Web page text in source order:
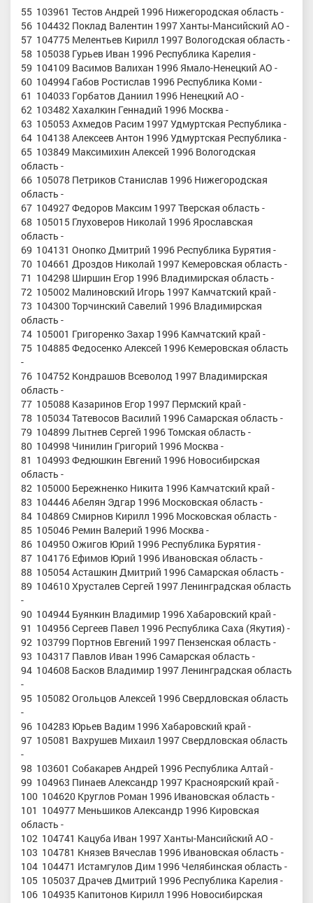
55 103961 Тестов Андрей 1996 Нижегородская область -
56 104432 Поклад Валентин 1997 Ханты-Мансийский АО -
57 104775 Мелентьев Кирилл 1997 Вологодская область -
58 105038 Гурьев Иван 1996 Республика Карелия -
59 104109 Васимов Валихан 1996 Ямало-Ненецкий АО -
60 104994 Габов Ростислав 1996 Республика Коми -
61 104033 Горбатов Даниил 1996 Ненецкий АО -
62 103482 Хахалкин Геннадий 1996 Москва -
63 105053 Ахмедов Расим 1997 Удмуртская Республика -
64 104138 Алексеев Антон 1996 Удмуртская Республика -
65 103849 Максимихин Алексей 1996 Вологодская
область -
66 105078 Петриков Станислав 1996 Нижегородская
область -
67 104927 Федоров Максим 1997 Тверская область -
68 105015 Глуховеров Николай 1996 Ярославская
область -
69 104131 Онопко Дмитрий 1996 Республика Бурятия -
70 104661 Дроздов Николай 1997 Кемеровская область -
71 104298 Ширшин Егор 1996 Владимирская область -
72 105002 Малиновский Игорь 1997 Камчатский край -
73 104300 Торчинский Савелий 1996 Владимирская
область -
74 105001 Григоренко Захар 1996 Камчатский край -
75 104885 Федосенко Алексей 1996 Кемеровская область
-
76 104752 Кондрашов Всеволод 1997 Владимирская
область -
77 105088 Казаринов Егор 1997 Пермский край -
78 105034 Татевосов Василий 1996 Самарская область -
79 104899 Лытнев Сергей 1996 Томская область -
80 104998 Чинилин Григорий 1996 Москва -
81 104993 Федюшкин Евгений 1996 Новосибирская
область -
82 105000 Бережненко Никита 1996 Камчатский край -
83 104446 Абелян Эдгар 1996 Московская область -
84 104869 Смирнов Кирилл 1996 Московская область -
85 105046 Ремин Валерий 1996 Москва -
86 104950 Ожигов Юрий 1996 Республика Бурятия -
87 104176 Ефимов Юрий 1996 Ивановская область -
88 105054 Асташкин Дмитрий 1996 Самарская область -
89 104610 Хрусталев Сергей 1997 Ленинградская область
-
90 104944 Буянкин Владимир 1996 Хабаровский край -
91 104956 Сергеев Павел 1996 Республика Саха (Якутия) -
92 103799 Портнов Евгений 1997 Пензенская область -
93 104317 Павлов Иван 1996 Самарская область -
94 104608 Басков Владимир 1997 Ленинградская область
-
95 105082 Огольцов Алексей 1996 Свердловская область
-
96 104283 Юрьев Вадим 1996 Хабаровский край -
97 105081 Вахрушев Михаил 1997 Свердловская область
-
98 103601 Собакарев Андрей 1996 Республика Алтай -
99 104963 Пинаев Александр 1997 Красноярский край -
100 104620 Круглов Роман 1996 Ивановская область -
101 104977 Меньшиков Александр 1996 Кировская
область -
102 104741 Кацуба Иван 1997 Ханты-Мансийский АО -
103 104781 Князев Вячеслав 1996 Ивановская область -
104 104471 Истамгулов Дим 1996 Челябинская область -
105 105037 Драчев Дмитрий 1996 Республика Карелия -
106 104935 Капитонов Кирилл 1996 Новосибирская